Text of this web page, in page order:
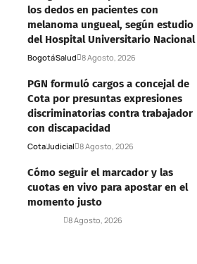
los dedos en pacientes con
melanoma ungueal, según estudio
del Hospital Universitario Nacional
BogotáSalud 8 Agosto, 2026
PGN formuló cargos a concejal de
Cota por presuntas expresiones
discriminatorias contra trabajador
con discapacidad
CotaJudicial 8 Agosto, 2026
Cómo seguir el marcador y las
cuotas en vivo para apostar en el
momento justo
8 Agosto, 2026